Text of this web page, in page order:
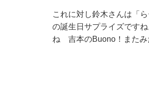
これに対し鈴木さんは「
の誕生日サプライズです
ね 吉本のBuono！またみ